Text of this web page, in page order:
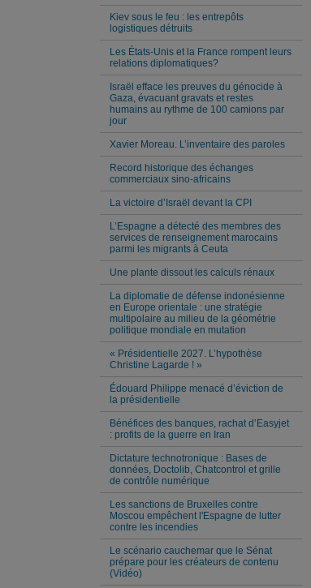
Kiev sous le feu : les entrepôts
logistiques détruits
Les États-Unis et la France rompent leurs
relations diplomatiques?
Israël efface les preuves du génocide à
Gaza, évacuant gravats et restes
humains au rythme de 100 camions par
jour
Xavier Moreau. L’inventaire des paroles
Record historique des échanges
commerciaux sino-africains
La victoire d’Israël devant la CPI
L’Espagne a détecté des membres des
services de renseignement marocains
parmi les migrants à Ceuta
Une plante dissout les calculs rénaux
La diplomatie de défense indonésienne
en Europe orientale : une stratégie
multipolaire au milieu de la géométrie
politique mondiale en mutation
« Présidentielle 2027. L’hypothèse
Christine Lagarde ! »
Édouard Philippe menacé d’éviction de
la présidentielle
Bénéfices des banques, rachat d’Easyjet
: profits de la guerre en Iran
Dictature technotronique : Bases de
données, Doctolib, Chatcontrol et grille
de contrôle numérique
Les sanctions de Bruxelles contre
Moscou empêchent l'Espagne de lutter
contre les incendies
Le scénario cauchemar que le Sénat
prépare pour les créateurs de contenu
(Vidéo)